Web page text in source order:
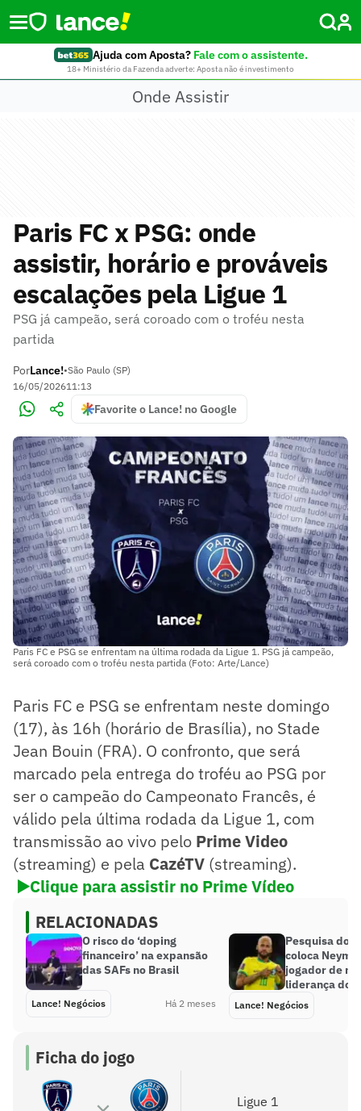
Ajuda com Aposta? Fale com o assistente.
18+ Ministério da Fazenda adverte: Aposta não é investimento
Onde Assistir
Paris FC x PSG: onde
assistir, horário e prováveis
escalações pela Ligue 1
PSG já campeão, será coroado com o troféu nesta
partida
PorLance!•São Paulo (SP)
16/05/202611:13
Favorite o Lance! no Google
Paris FC e PSG se enfrentam na última rodada da Ligue 1. PSG já campeão,
será coroado com o troféu nesta partida (Foto: Arte/Lance)
Paris FC e PSG se enfrentam neste domingo
(17), às 16h (horário de Brasília), no Stade
Jean Bouin (FRA). O confronto, que será
marcado pela entrega do troféu ao PSG por
ser o campeão do Campeonato Francês, é
válido pela última rodada da Ligue 1, com
transmissão ao vivo pelo Prime Video
(streaming) e pela CazéTV (streaming).
▶️Clique para assistir no Prime Vídeo
RELACIONADAS
O risco do ‘doping
financeiro’ na expansão
das SAFs no Brasil
Lance! Negócios Há 2 meses
Pesquisa do
coloca
jogador de
liderança do
Lance! Negócios
Ficha do jogo
Ligue 1